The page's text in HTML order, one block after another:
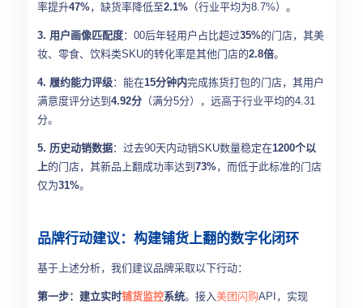
率提升47%，缺货率降低至2.1% （行业平均为8.7%）。
3. 用户画像匹配度：00后年轻用户占比超过35%的门店，其美
妆、零食、饮料类SKU的转化率是其他门店的2.8倍。
4. 履约能力评级：能在15分钟内完成拣货打包的门店，其用户
满意度评分达到 4.92分 （满分5分），远高于行业平均的4.31
分。
5. 历史动销数据：过去90天内动销SKU数量稳定在1200个以
上的门店，其新品上翻成功率达到 73%，而低于此标准的门店
仅为31%。
品牌行动建议：构建铺货上翻的数字化闭环
基于上述分析，我们建议品牌采取以下行动：
第一步：建立实时铺货监控系统。接入美团闪购API，实现